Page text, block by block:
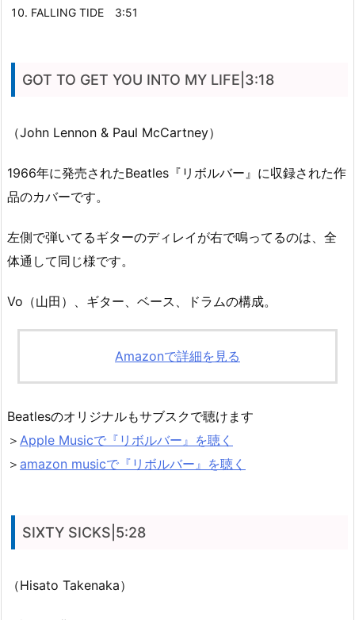
FALLING TIDE 3:51
GOT TO GET YOU INTO MY LIFE|3:18
（John Lennon & Paul McCartney）
1966年に発売されたBeatles『リボルバー』に収録された作
品のカバーです。
左側で弾いてるギターのディレイが右で鳴ってるのは、全
体通して同じ様です。
Vo（山田）、ギター、ベース、ドラムの構成。
Amazonで詳細を見る
Beatlesのオリジナルもサブスクで聴けます
＞ Apple Musicで『リボルバー』を聴く
＞ amazon musicで『リボルバー』を聴く
SIXTY SICKS|5:28
（Hisato Takenaka）